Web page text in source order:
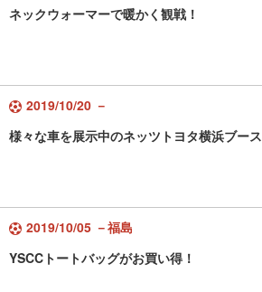
ネックウォーマーで暖かく観戦！
2019/10/20 －
様々な車を展示中のネッツトヨタ横浜ブース
2019/10/05 －福島
YSCCトートバッグがお買い得！